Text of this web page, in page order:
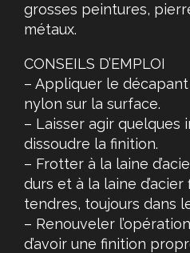
grosses peintures,
métaux.
CONSEILS D’EMPLOI
– Appliquer le décapant
nylon sur la surface.
– Laisser agir quelques
dissoudre la finition.
– Frotter à la laine
durs et à la laine
tendres, toujours dans
– Renouveler
d’avoir une finition